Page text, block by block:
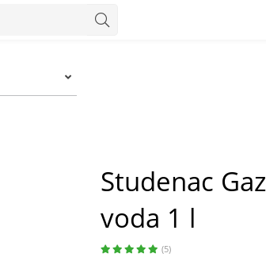
Studenac
voda 1 l
(5)